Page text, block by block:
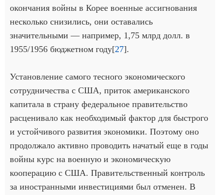
окончания войны в Корее военные ассигнования
несколько снизились, они оставались
значительными — например, 1,75 млрд долл. в
1955/1956 бюджетном году[27].
Установление самого тесного экономического
сотрудничества с США, приток американского
капитала в страну федеральное правительство
расценивало как необходимый фактор для быстрого
и устойчивого развития экономики. Поэтому оно
продолжало активно проводить начатый еще в годы
войны курс на военную и экономическую
кооперацию с США. Правительственный контроль
за иностранными инвестициями был отменен. В